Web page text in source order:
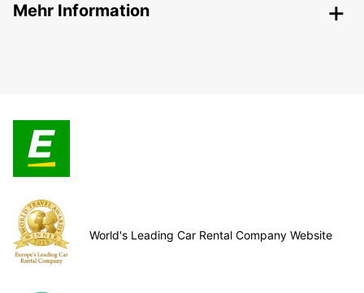
Mehr Information
World's Leading Car Rental Company Website